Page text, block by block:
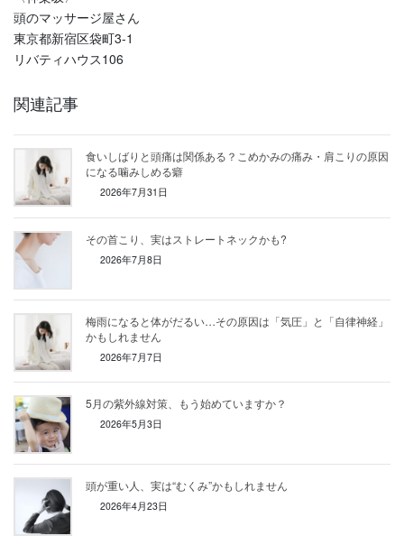
頭のマッサージ屋さん
東京都新宿区袋町3-1
リバティハウス106
関連記事
食いしばりと頭痛は関係ある？こめかみの痛み・肩こりの原因
になる噛みしめる癖
2026年7月31日
その首こり、実はストレートネックかも?
2026年7月8日
梅雨になると体がだるい…その原因は「気圧」と「自律神経」
かもしれません
2026年7月7日
5月の紫外線対策、もう始めていますか？
2026年5月3日
頭が重い人、実は“むくみ”かもしれません
2026年4月23日